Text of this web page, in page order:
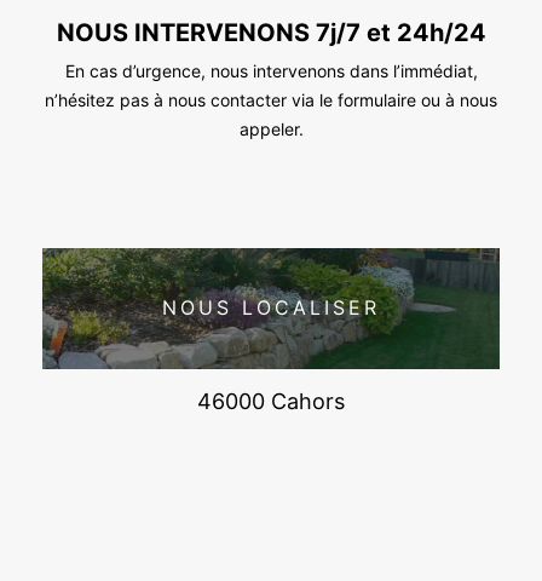
NOUS INTERVENONS 7j/7 et 24h/24
En cas d’urgence, nous intervenons dans l’immédiat,
n’hésitez pas à nous contacter via le formulaire ou à nous
appeler.
NOUS LOCALISER
46000 Cahors